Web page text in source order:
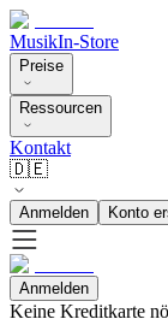
MusikIn-Store
Preise
Ressourcen
Kontakt
🇩🇪
Anmelden Konto
Anmelden
Keine Kreditkarte